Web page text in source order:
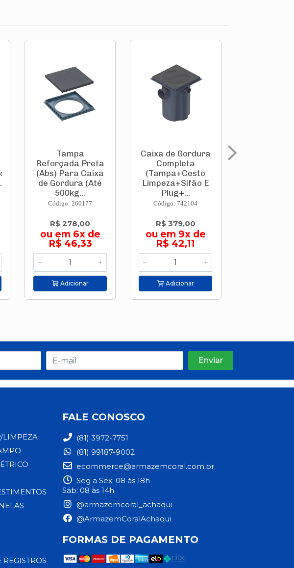
Tampa
Reforçada Preta
(Abs) Para Caixa
de Gordura (Até
500kg...
Código: 260177
R$ 278,00
ou em 6x de
R$ 46,33
Adicionar
Caixa de Gordura
Completa
(Tampa+Cesto
Limpeza+Sifão E
Plug+...
Código: 742104
R$ 379,00
ou em 9x de
R$ 42,11
Adicionar
LIMPEZA
FALE CONOSCO
(81) 3972-7751
(81) 99187-9002
ecommerce@armazemcoral.com.br
Seg a Sex: 08 às 18h
Sáb: 08 às 14h
@armazemcoral_achaqui
@ArmazemCoralAchaqui
FORMAS DE PAGAMENTO